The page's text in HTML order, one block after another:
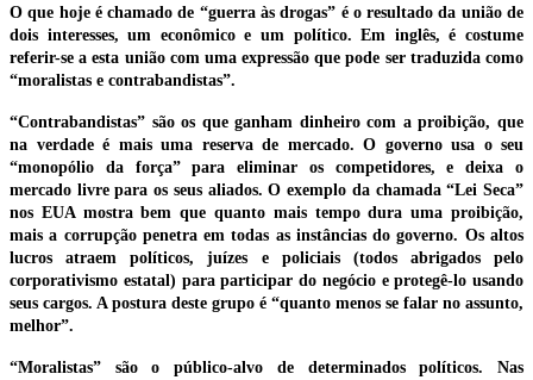
O que hoje é chamado de “guerra às drogas” é o resultado da união de
dois interesses, um econômico e um político. Em inglês, é costume
referir-se a esta união com uma expressão que pode ser traduzida como
“moralistas e contrabandistas”.
“Contrabandistas” são os que ganham dinheiro com a proibição, que
na verdade é mais uma reserva de mercado. O governo usa o seu
“monopólio da força” para eliminar os competidores, e deixa o
mercado livre para os seus aliados. O exemplo da chamada “Lei Seca”
nos EUA mostra bem que quanto mais tempo dura uma proibição,
mais a corrupção penetra em todas as instâncias do governo. Os altos
lucros atraem políticos, juízes e policiais (todos abrigados pelo
corporativismo estatal) para participar do negócio e protegê-lo usando
seus cargos. A postura deste grupo é “quanto menos se falar no assunto,
melhor”.
“Moralistas” são o público-alvo de determinados políticos. Nas